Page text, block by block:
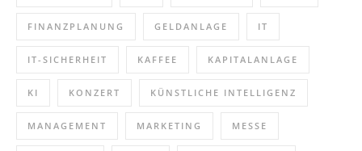
FINANZPLANUNG GELDANLAGE IT
IT-SICHERHEIT KAFFEE KAPITALANLAGE
KI KONZERT KÜNSTLICHE INTELLIGENZ
MANAGEMENT MARKETING MESSE